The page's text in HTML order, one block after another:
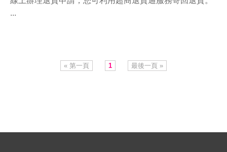
...
« 第一頁 1 最後一頁 »